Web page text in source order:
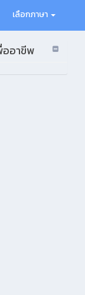
เลือกภาษา
ออาขีพ